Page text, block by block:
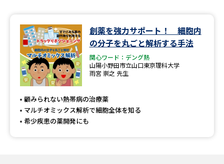
過去問題集
大学・短大以外の資料から請求
専門学校の資料請求 大学院の資料請求
留学・進学関連、塾・予備校
内」の請求
創薬を強力サポート！ 細胞内
の分子を丸ごと解析する手法
関心ワード：デング熱
山陽小野田市立山口東京理科大学
雨宮 崇之 先生
顧みられない熱帯病の治療薬
マルチオミックス解析で細胞全体を知る
希少疾患の薬開発にも